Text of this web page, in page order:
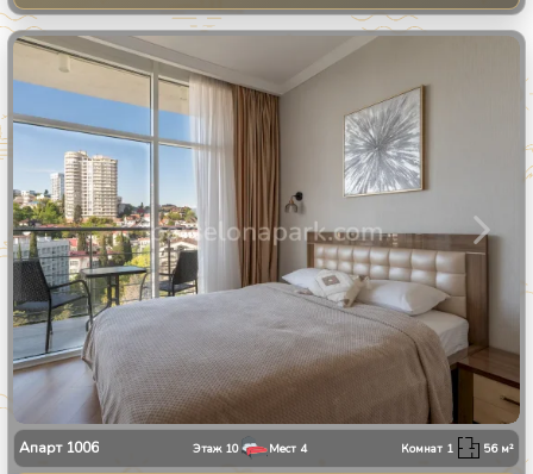
Апарт 1006 Этаж 10 Мест 4 Комнат 1 56м²